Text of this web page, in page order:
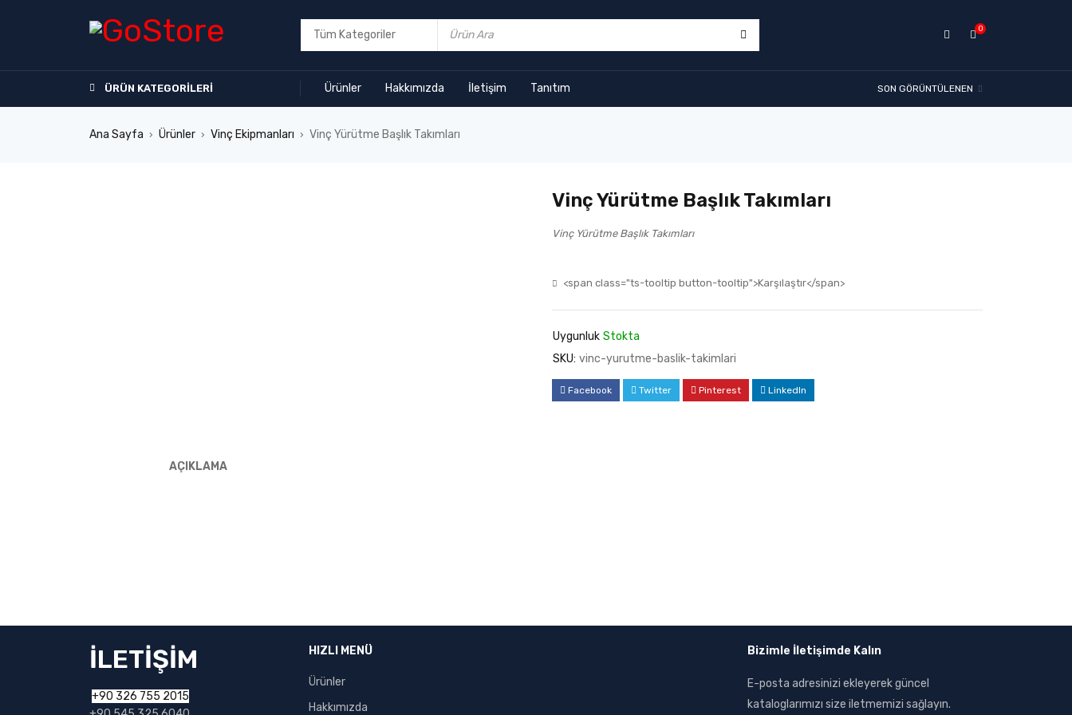
0
ÜRÜN KATEGORILERI Ürünler Hakkımızda İletişim Tanıtım SON GÖRÜNTÜLENEN
Ana Sayfa › Ürünler › Vinç Ekipmanları › Vinç Yürütme Başlık Takımları
Vinç Yürütme Başlık Takımları
Vinç Yürütme Başlık Takımları
<span class="ts-tooltip button-tooltip">Karşılaştır</span>
Uygunluk Stokta
SKU: vinc-yurutme-baslik-takimlari
Facebook Twitter Pinterest LinkedIn
AÇIKLAMA
İLETİŞİM
+90 326 755 2015
HIZLI MENÜ
Ürünler
Hakkımızda
Bizimle İletişimde Kalın
E-posta adresinizi ekleyerek güncel
kataloglarımızı size iletmemizi sağlayın.